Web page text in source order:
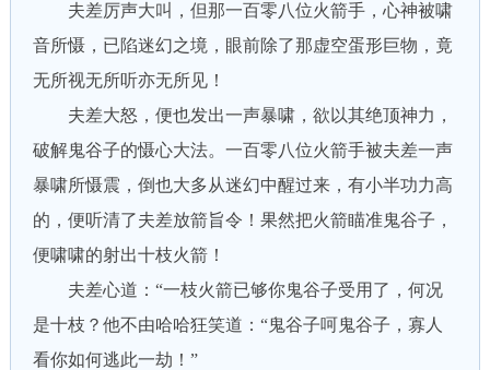
夫差厉声大叫，但那一百零八位火箭手，心神被啸
音所慑，已陷迷幻之境，眼前除了那虚空蛋形巨物，竟
无所视无所听亦无所见！
夫差大怒，便也发出一声暴啸，欲以其绝顶神力，
破解鬼谷子的慑心大法。一百零八位火箭手被夫差一声
暴啸所慑震，倒也大多从迷幻中醒过来，有小半功力高
的，便听清了夫差放箭旨令！果然把火箭瞄准鬼谷子，
便啸啸的射出十枝火箭！
夫差心道：“一枝火箭已够你鬼谷子受用了，何况
是十枝？他不由哈哈狂笑道：“鬼谷子呵鬼谷子，寡人
看你如何逃此一劫！”